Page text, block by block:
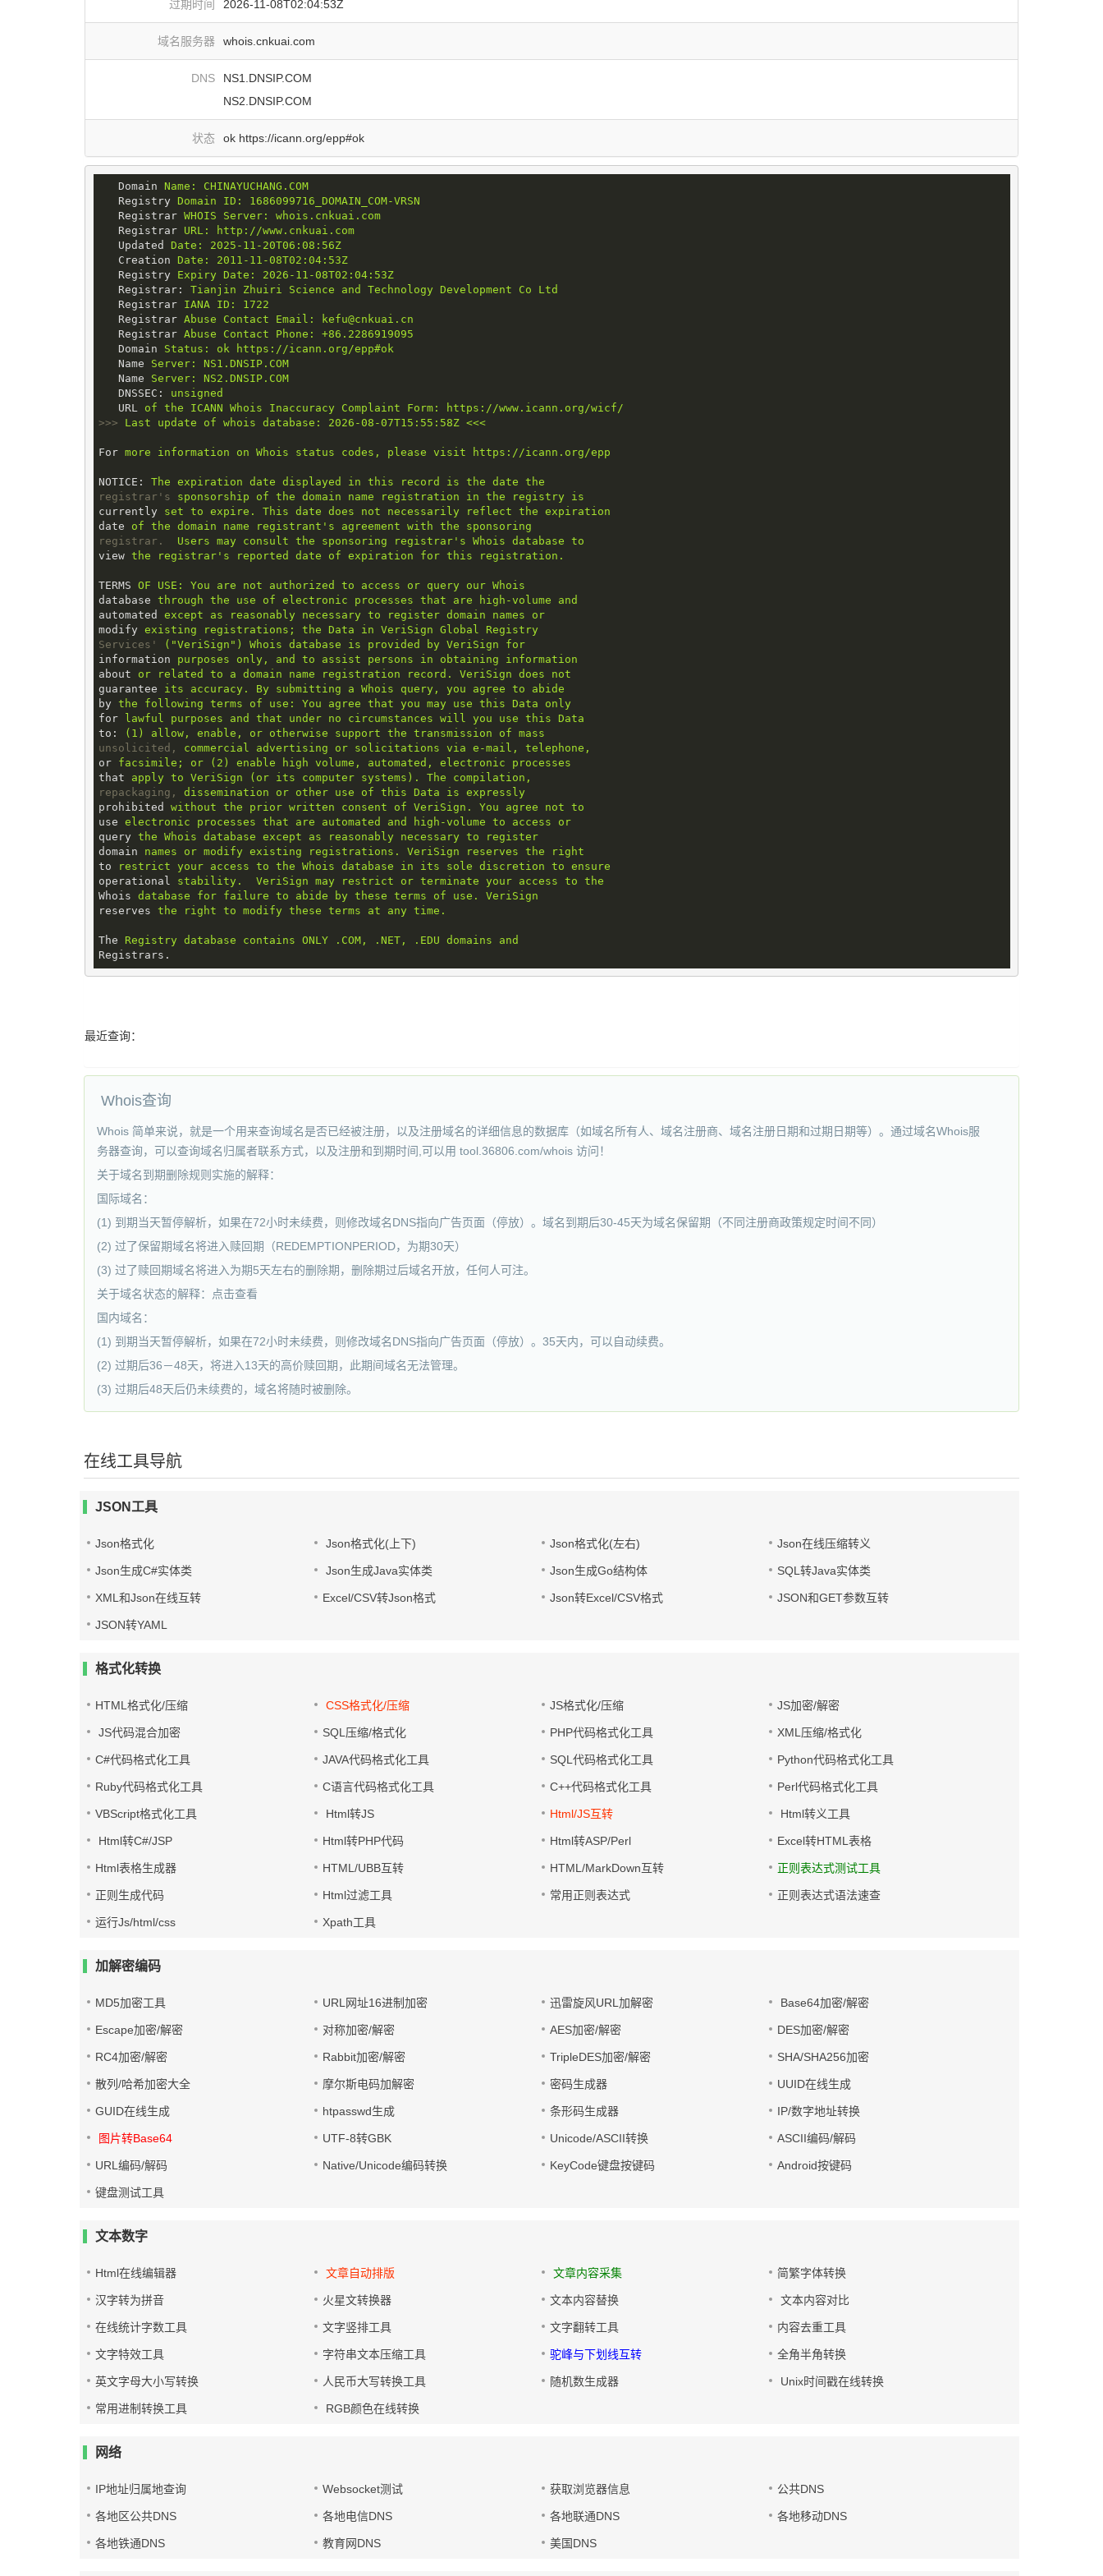
过期时间 2026-11-08T02:04:53Z
域名服务器 whois.cnkuai.com
DNS
NS1.DNSIP.COM
NS2.DNSIP.COM
状态 ok https://icann.org/epp#ok
Domain Name: CHINAYUCHANG.COM
Registry Domain ID: 1686099716_DOMAIN_COM-VRSN
Registrar WHOIS Server: whois.cnkuai.com
Registrar URL: http://www.cnkuai.com
Updated
Date: 2025-11-20T06:08:56Z
Creation Date: 2011-11-08T02:04:53Z
Registry
Expiry Date: 2026-11-08T02:04:53Z
Registrar : Tianjin Zhuiri Science and Technology Development Co Ltd
Registrar IANA ID: 1722
Registrar Abuse Contact Email: kefu@cnkuai.cn
Registrar Abuse Contact Phone: +86.2286919095
Domain
Status: ok https://icann.org/epp#ok
Name
Server: NS1.DNSIP.COM
Name
Server: NS2.DNSIP.COM
DNSSEC : unsigned
URL of the ICANN Whois Inaccuracy Complaint Form: https://www.icann.org/wicf/
>>>
Last update of whois database: 2026-08-07T15:55:58Z <<<
For more information on Whois status codes, please visit https://icann.org/epp
NOTICE : The expiration date displayed in this record is the date the
registrar's
sponsorship of the domain name registration in the registry is
currently
set to expire. This date does not necessarily reflect the expiration
date
of the domain name registrant's agreement with the sponsoring
registrar.
Users may consult the sponsoring registrar's Whois database to
view the registrar's reported date of expiration for this registration.
TERMS OF USE: You are not authorized to access or query our Whois
database through the use of electronic processes that are high-volume and
automated
except as reasonably necessary to register domain names or
modify existing registrations; the Data in VeriSign Global Registry
Services'
("VeriSign") Whois database is provided by VeriSign for
information
purposes only, and to assist persons in obtaining information
about
or related to a domain name registration record. VeriSign does not
guarantee
its accuracy. By submitting a Whois query, you agree to abide
by the following terms of use: You agree that you may use this Data only
for
lawful purposes and that under no circumstances will you use this Data
to :
(1) allow, enable, or otherwise support the transmission of mass
unsolicited,
commercial advertising or solicitations via e-mail, telephone,
or facsimile; or (2) enable high volume, automated, electronic processes
that
apply to VeriSign (or its computer systems). The compilation,
repackaging,
dissemination or other use of this Data is expressly
prohibited
without the prior written consent of VeriSign. You agree not to
use electronic processes that are automated and high-volume to access or
query the Whois database except as reasonably necessary to register
domain
names or modify existing registrations. VeriSign reserves the right
to
restrict your access to the Whois database in its sole discretion to ensure
operational
stability.  VeriSign may restrict or terminate your access to the
Whois database for failure to abide by these terms of use. VeriSign
reserves the right to modify these terms at any time.
The
Registry database contains ONLY .COM, .NET, .EDU domains and
Registrars.
最近查询：
Whois查询
Whois 简单来说，就是一个用来查询域名是否已经被注册，以及注册域名的详细信息的数据库（如域名所有人、域名注册商、域名注册日期和过期日期等）。通过域名Whois服
务器查询，可以查询域名归属者联系方式，以及注册和到期时间,可以用 tool.36806.com/whois 访问！
关于域名到期删除规则实施的解释：
国际域名：
(1) 到期当天暂停解析，如果在72小时未续费，则修改域名DNS指向广告页面（停放）。域名到期后30-45天为域名保留期（不同注册商政策规定时间不同）
(2) 过了保留期域名将进入赎回期（REDEMPTIONPERIOD，为期30天）
(3) 过了赎回期域名将进入为期5天左右的删除期，删除期过后域名开放，任何人可注。
关于域名状态的解释：点击查看
国内域名：
(1) 到期当天暂停解析，如果在72小时未续费，则修改域名DNS指向广告页面（停放）。35天内，可以自动续费。
(2) 过期后36－48天，将进入13天的高价赎回期，此期间域名无法管理。
(3) 过期后48天后仍未续费的，域名将随时被删除。
在线工具导航
JSON工具
Json格式化 Json格式化(上下) Json格式化(左右) Json在线压缩转义
Json生成C#实体类 Json生成Java实体类 Json生成Go结构体 SQL转Java实体类
XML和Json在线互转 Excel/CSV转Json格式 Json转Excel/CSV格式 JSON和GET参数互转
JSON转YAML
格式化转换
HTML格式化/压缩 CSS格式化/压缩 JS格式化/压缩 JS加密/解密
JS代码混合加密 SQL压缩/格式化 PHP代码格式化工具 XML压缩/格式化
C#代码格式化工具 JAVA代码格式化工具 SQL代码格式化工具 Python代码格式化工具
Ruby代码格式化工具 C语言代码格式化工具 C++代码格式化工具 Perl代码格式化工具
VBScript格式化工具 Html转JS Html/JS互转 Html转义工具
Html转C#/JSP Html转PHP代码 Html转ASP/Perl Excel转HTML表格
Html表格生成器 HTML/UBB互转 HTML/MarkDown互转 正则表达式测试工具
正则生成代码 Html过滤工具 常用正则表达式 正则表达式语法速查
运行Js/html/css Xpath工具
加解密编码
MD5加密工具 URL网址16进制加密 迅雷旋风URL加解密 Base64加密/解密
Escape加密/解密 对称加密/解密 AES加密/解密 DES加密/解密
RC4加密/解密 Rabbit加密/解密 TripleDES加密/解密 SHA/SHA256加密
散列/哈希加密大全 摩尔斯电码加解密 密码生成器 UUID在线生成
GUID在线生成 htpasswd生成 条形码生成器 IP/数字地址转换
图片转Base64 UTF-8转GBK Unicode/ASCII转换 ASCII编码/解码
URL编码/解码 Native/Unicode编码转换 KeyCode键盘按键码 Android按键码
键盘测试工具
文本数字
Html在线编辑器 文章自动排版 文章内容采集 简繁字体转换
汉字转为拼音 火星文转换器 文本内容替换 文本内容对比
在线统计字数工具 文字竖排工具 文字翻转工具 内容去重工具
文字特效工具 字符串文本压缩工具 驼峰与下划线互转 全角半角转换
英文字母大小写转换 人民币大写转换工具 随机数生成器 Unix时间戳在线转换
常用进制转换工具 RGB颜色在线转换
网络
IP地址归属地查询 Websocket测试 获取浏览器信息 公共DNS
各地区公共DNS 各地电信DNS 各地联通DNS 各地移动DNS
各地铁通DNS 教育网DNS 美国DNS